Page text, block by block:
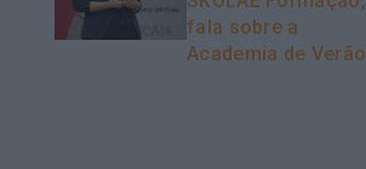
fala sobre a
Academia de Verão